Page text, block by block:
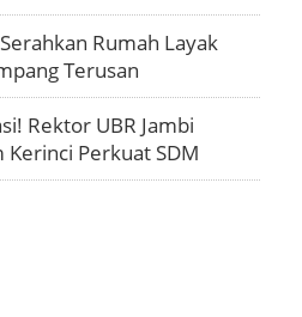
Rumah Layak
Terusan
Rektor UBR Jambi
Kerinci Perkuat SDM